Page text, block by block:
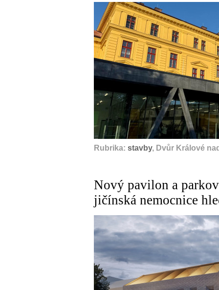
Rubrika: stavby, Dvůr Králové
Nový pavilon a
jičínská nemocnice